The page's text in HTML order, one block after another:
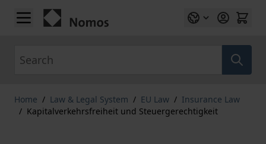
Skip to Content
Home / Law & Legal System / EU Law / Insurance Law
/ Kapitalverkehrsfreiheit und Steuergerechtigkeit